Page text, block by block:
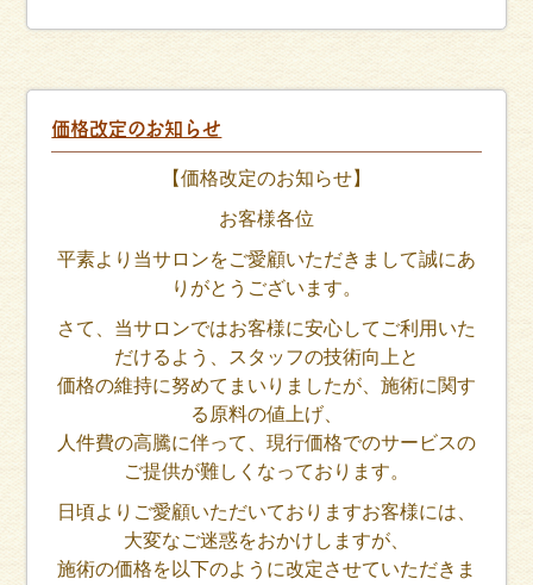
価格改定のお知らせ
【価格改定のお知らせ】
お客様各位
平素より当サロンをご愛顧いただきまして誠にあ
りがとうございます。
さて、当サロンではお客様に安心してご利用いた
だけるよう、スタッフの技術向上と
価格の維持に努めてまいりましたが、施術に関す
る原料の値上げ、
人件費の高騰に伴って、現行価格でのサービスの
ご提供が難しくなっております。
日頃よりご愛顧いただいておりますお客様には、
大変なご迷惑をおかけしますが、
施術の価格を以下のように改定させていただきま